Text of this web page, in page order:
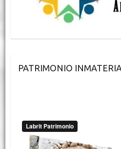
PATRIMONIO